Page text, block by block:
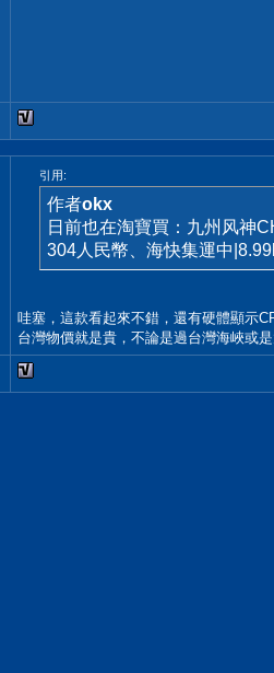
引用:
作者okx
日前也在淘寶買：九州风神
304人民幣、海快集運中
哇塞，這款看起來不錯，還有硬體顯示
台灣物價就是貴，不論是過台灣海峽或